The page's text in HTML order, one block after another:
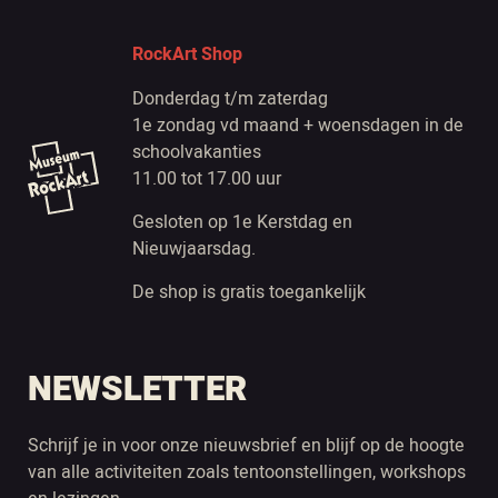
RockArt Shop
Donderdag t/m zaterdag
1e zondag vd maand + woensdagen in de
schoolvakanties
11.00 tot 17.00 uur
Gesloten op 1e Kerstdag en
Nieuwjaarsdag.
De shop is gratis toegankelijk
NEWSLETTER
Schrijf je in voor onze nieuwsbrief en blijf op de hoogte
van alle activiteiten zoals tentoonstellingen, workshops